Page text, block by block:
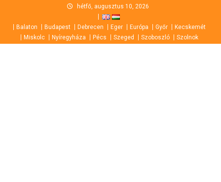
content
hétfő, augusztus 10, 2026
Balaton Budapest Debrecen Eger Európa Győr
Kecskemét
Miskolc
Nyíregyháza Pécs Szeged Szoboszló Szolnok